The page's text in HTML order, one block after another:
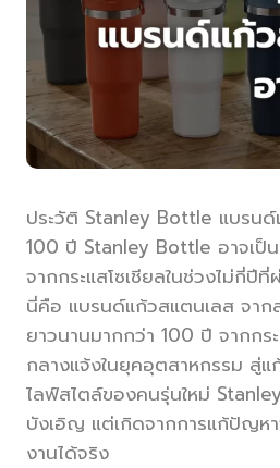
ประวัติ Stanley Bottle แบรน
100 ปี Stanley Bottle อาจเป็
จากกระแสโซเชียลในช่วงไม่กี่ปี
นี่คือ แบรนด์แก้วสแตนเลส จาก
ยาวนานมากกว่า 100 ปี จากกร
กลางแจ้งในยุคอุตสาหกรรม สู่แ
ไลฟ์สไตล์ของคนรุ่นใหม่
บังเอิญ แต่เกิดจากการแก้ปัญห
งานได้จริง